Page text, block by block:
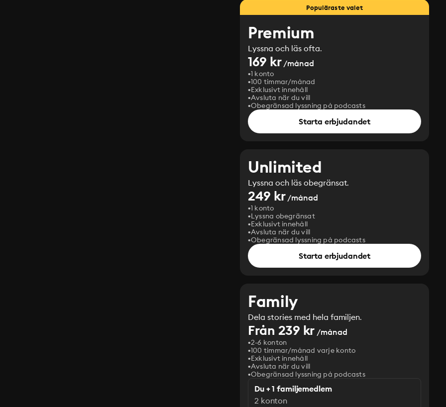
Populäraste valet
Premium
Lyssna och läs ofta.
169 kr/månad
1 konto
100 timmar/månad
Exklusivt innehåll
Avsluta när du vill
Obegränsad lyssning på podcasts
Starta erbjudandet
Unlimited
Lyssna och läs obegränsat.
249 kr/månad
1 konto
Lyssna obegränsat
Exklusivt innehåll
Avsluta när du vill
Obegränsad lyssning på podcasts
Starta erbjudandet
Family
Dela stories med hela familjen.
Från 239 kr /månad
2-6 konton
100 timmar/månad varje konto
Exklusivt innehåll
Avsluta när du vill
Obegränsad lyssning på podcasts
Du + 1 familjemedlem
2 konton